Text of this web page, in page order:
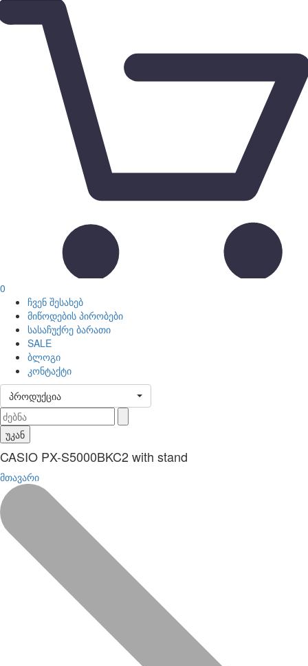
0
ჩვენ შესახებ
მიწოდების პირობები
სასაჩუქრე ბარათი
SALE
ბლოგი
კონტაქტი
პროდუქცია
უკან
CASIO PX-S5000BKC2 with stand
მთავარი